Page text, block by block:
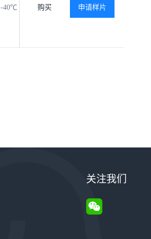
-40℃ to +125℃ 查看
购买 申请样片
关注我们